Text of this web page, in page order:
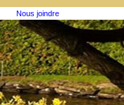
Nous joindre